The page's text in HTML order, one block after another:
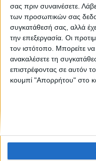
σας πριν συναινέσετε.
των προσωπικών σας
συγκατάθεσή σας, αλλά
την επεξεργασία. Οι
τον ιστότοπο. Μπορείτε να
ανακαλέσετε τη
επιστρέφοντας σε αυτόν
κουμπί "Απορρήτου" στο
None feed
CONNECT